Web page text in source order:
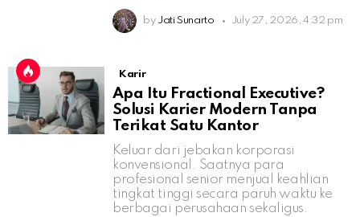
by Jati Sunarto July 27, 2026, 4:32 pm
Karir
Apa Itu Fractional Executive?
Solusi Karier Modern Tanpa
Terikat Satu Kantor
Keluar dari jebakan korporasi
konvensional. Saatnya para
profesional senior menjual keahlian
tingkat tinggi secara paruh waktu ke
berbagai perusahaan sekaligus.